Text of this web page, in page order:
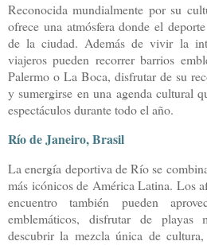
Reconocida mundialmente por su
ofrece una atmósfera donde el
de la ciudad. Además de vivir la
viajeros pueden recorrer barrios
Palermo o La Boca, disfrutar de su
y sumergirse en una agenda cultural
espectáculos durante todo el año.
Río de Janeiro, Brasil
La energía deportiva de Río se
más icónicos de América Latina. Los
encuentro también pueden
emblemáticos, disfrutar de playas
descubrir la mezcla única de